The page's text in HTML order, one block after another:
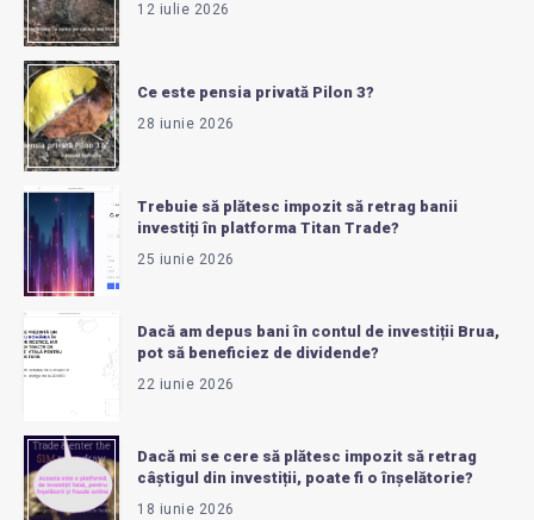
12 iulie 2026
Ce este pensia privată Pilon 3?
28 iunie 2026
Trebuie să plătesc impozit să retrag banii
investiți în platforma Titan Trade?
25 iunie 2026
Dacă am depus bani în contul de investiții Brua,
pot să beneficiez de dividende?
22 iunie 2026
Dacă mi se cere să plătesc impozit să retrag
câștigul din investiții, poate fi o înșelătorie?
18 iunie 2026